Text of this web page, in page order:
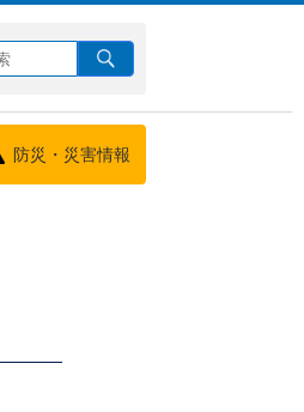
防災・災害情報